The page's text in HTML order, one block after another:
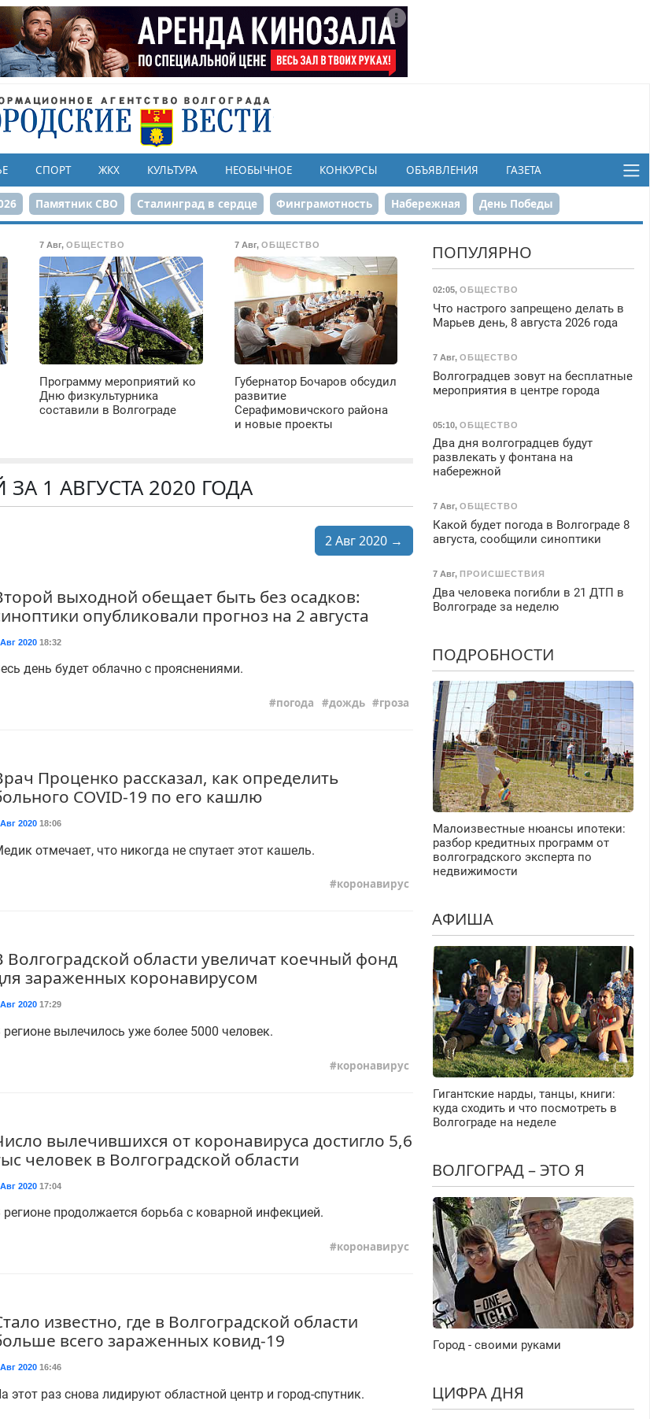
СПОРТ ЖКХ КУЛЬТУРА НЕОБЫЧНОЕ КОНКУРСЫ ОБЪЯВЛЕНИЯ ГАЗЕТА
Памятник СВО Сталинград в сердце Финграмотность Набережная День Победы
ЦПКиО 80-летие Победы Парк Героев-летчиков
7 Авг,ОБЩЕСТВО
Программу мероприятий ко
Дню физкультурника
составили в Волгограде
7 Авг, ОБЩЕСТВО
Губернатор Бочаров обсудил
развитие
Серафимовичского района
и новые проекты
1 АВГУСТА 2020 ГОДА
2 Авг 2020 →
выходной обещает быть без осадков:
опубликовали прогноз на 2 августа
2020 18:32
день будет облачно с прояснениями.
погода дождь гроза
Проценко рассказал, как определить
СOVID-19 по его кашлю
2020 18:06
отмечает, что никогда не спутает этот кашель.
коронавирус
Волгоградской области увеличат коечный фонд
зараженных коронавирусом
2020 17:29
регионе вылечилось уже более 5000 человек.
коронавирус
вылечившихся от коронавируса достигло 5,6
человек в Волгоградской области
2020 17:04
регионе продолжается борьба с коварной инфекцией.
коронавирус
известно, где в Волгоградской области
всего зараженных ковид-19
2020 16:46
этот раз снова лидируют областной центр и город-спутник.
ПОПУЛЯРНО
02:05, ОБЩЕСТВО
Что настрого запрещено делать в
Марьев день, 8 августа 2026 года
7 Авг, ОБЩЕСТВО
Волгоградцев зовут на бесплатные
мероприятия в центре города
05:10, ОБЩЕСТВО
Два дня волгоградцев будут
развлекать у фонтана на
набережной
7 Авг, ОБЩЕСТВО
Какой будет погода в Волгограде 8
августа, сообщили синоптики
7 Авг, ПРОИСШЕСТВИЯ
Два человека погибли в 21 ДТП в
Волгограде за неделю
ПОДРОБНОСТИ
Малоизвестные нюансы ипотеки:
разбор кредитных программ от
волгоградского эксперта по
недвижимости
АФИША
Гигантские нарды, танцы, книги:
куда сходить и что посмотреть в
Волгограде на неделе
ВОЛГОГРАД – ЭТО Я
Город - своими руками
ЦИФРА ДНЯ